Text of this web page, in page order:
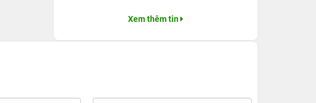
không bỏ sót bất kỳ thủ thuật thú vị nào
cả bạn nhé!
bên trong màn hình. Vậy làm thế nào để
Samsung làm được điều đó và công
Xem thêm tin